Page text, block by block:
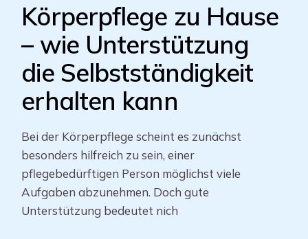
Körperpflege zu Hause
– wie Unterstützung
die Selbstständigkeit
erhalten kann
Bei der Körperpflege scheint es zunächst
besonders hilfreich zu sein, einer
pflegebedürftigen Person möglichst viele
Aufgaben abzunehmen. Doch gute
Unterstützung bedeutet nich